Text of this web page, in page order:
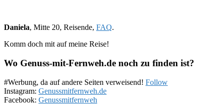
Daniela, Mitte 20, Reisende, FAQ.
Komm doch mit auf meine Reise!
Wo Genuss-mit-Fernweh.de noch zu finden ist?
#Werbung, da auf andere Seiten verweisend! Follow
Instagram: Genussmitfernweh.de
Facebook: Genussmitfernweh